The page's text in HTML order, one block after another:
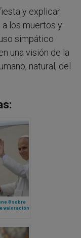
y explicar
los muertos y
simpático
una visión de la
natural, del
8 sobre
valoración